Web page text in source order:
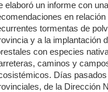
elaboró un informe con
en relación
tormentas de
y a la implantación
con especies
caminos y
Días
de la Dirección